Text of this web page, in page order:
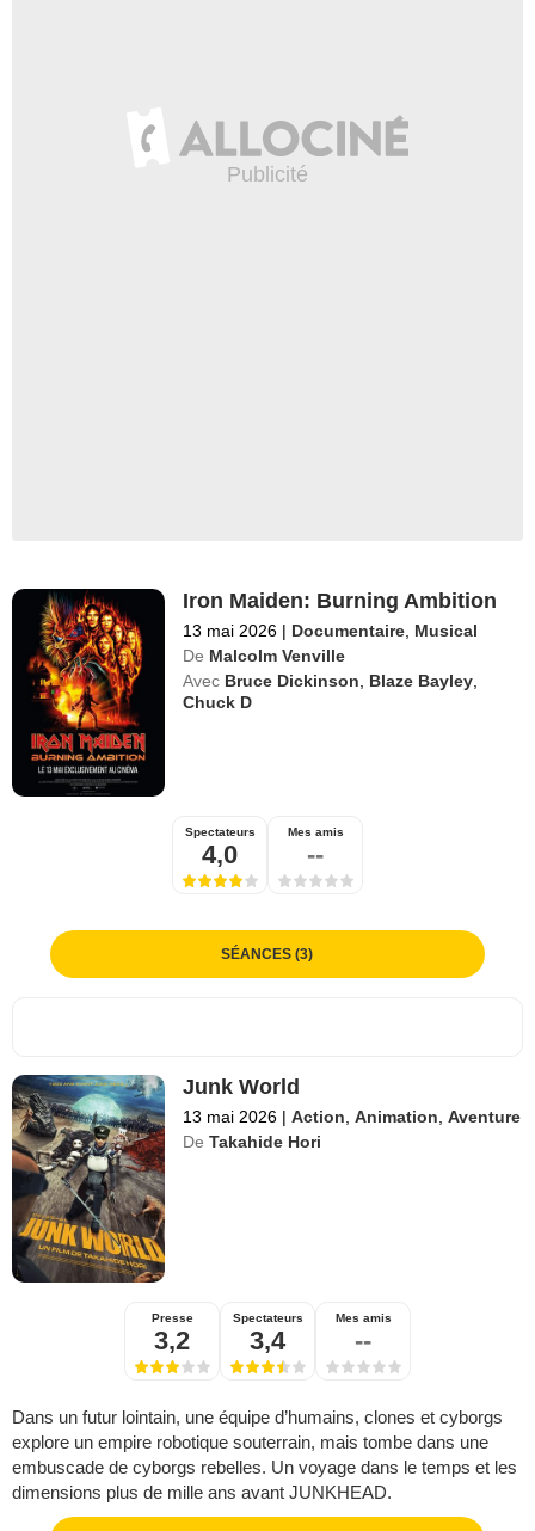
Iron Maiden: Burning Ambition
13 mai 2026 | Documentaire, Musical
De Malcolm Venville
Avec Bruce Dickinson, Blaze Bayley,
Chuck D
Spectateurs
4,0
Mes amis
--
SÉANCES (3)
Junk World
13 mai 2026 | Action,Animation,Aventure
De Takahide Hori
Presse
3,2
Spectateurs
3,4
Mes amis
--
Dans un futur lointain, une équipe d’humains, clones et cyborgs
explore un empire robotique souterrain, mais tombe dans une
embuscade de cyborgs rebelles. Un voyage dans le temps et les
dimensions plus de mille ans avant JUNKHEAD.